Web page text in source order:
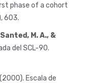
phase of a cohort
603.
M. A., &
del SCL-90.
(2000). Escala de